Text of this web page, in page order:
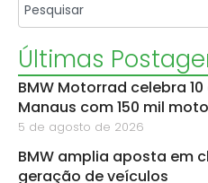
Últimas
BMW Motorrad celebra
Manaus com 150 mil
5 de agosto de 2026
BMW amplia aposta em
geração de veículos